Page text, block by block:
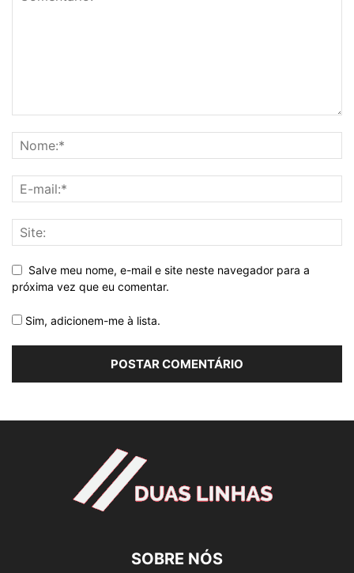
Salve meu nome, e-mail e site neste navegador para a
próxima vez que eu comentar.
Sim, adicionem-me à lista.
SOBRE NÓS